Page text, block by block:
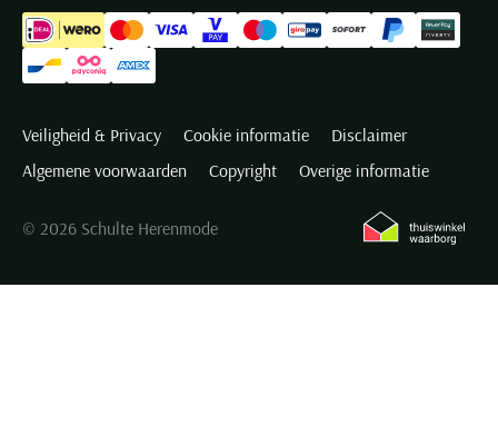
Veiligheid & Privacy Cookie informatie
Disclaimer
Algemene voorwaarden
Copyright Overige informatie
© 2026 Schulte Herenmode